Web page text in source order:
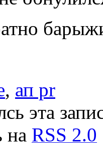
, ап pr
эта
на RSS 2.0